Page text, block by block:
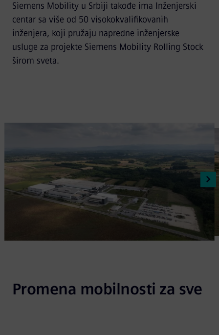
Siemens Mobility u Srbiji takođe ima Inženjerski
centar sa više od 50 visokokvalifikovanih
inženjera, koji pružaju napredne inženjerske
usluge za projekte Siemens Mobility Rolling Stock
širom sveta.
Promena mobilnosti za sve